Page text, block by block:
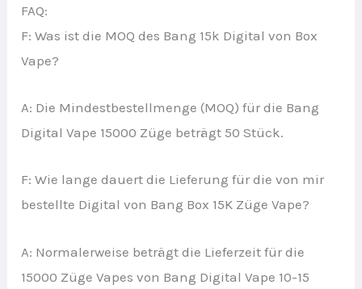
FAQ:
F: Was ist die MOQ des Bang 15k Digital von Box
Vape?
A: Die Mindestbestellmenge (MOQ) für die Bang
Digital Vape 15000 Züge beträgt 50 Stück.
F: Wie lange dauert die Lieferung für die von mir
bestellte Digital von Bang Box 15K Züge Vape?
A: Normalerweise beträgt die Lieferzeit für die
15000 Züge Vapes von Bang Digital Vape 10-15